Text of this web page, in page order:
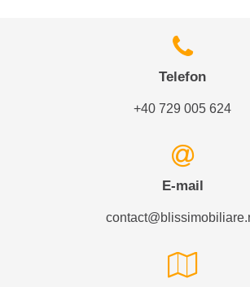
Telefon
+40 729 005 624
E-mail